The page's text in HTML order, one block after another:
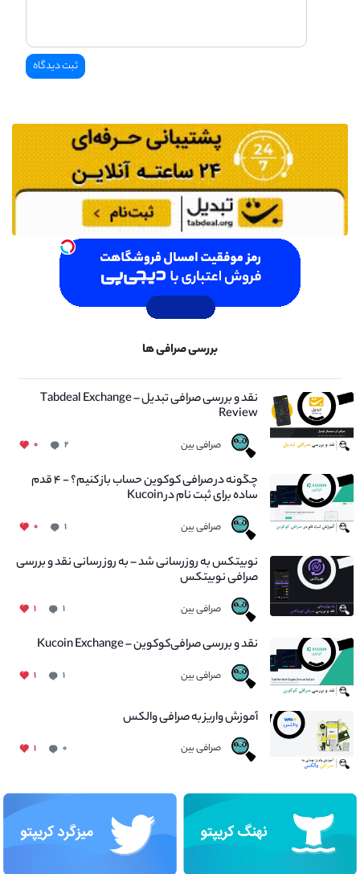
بررسی صرافی ها
نقد و بررسی صرافی تبدیل – Tabdeal Exchange
Review
صرافی بین ۲ ۰
چگونه در صرافی کوکوین حساب باز کنیم؟ - ۴ قدم
ساده برای ثبت نام در Kucoin
صرافی بین ۱ ۰
نوبیتکس به روزرسانی شد – به روز رسانی نقد و بررسی
صرافی نوبیتکس
صرافی بین ۱ ۱
نقد و بررسی صرافی‌کوکوین – Kucoin Exchange
صرافی بین ۱ ۱
آموزش واریز به صرافی والکس
صرافی بین ۰ ۱